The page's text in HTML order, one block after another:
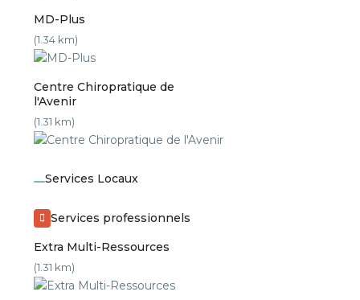
MD-Plus
(1.34 km)
Centre Chiropratique de
l'Avenir
(1.31 km)
Services Locaux
Services professionnels
Extra Multi-Ressources
(1.31 km)